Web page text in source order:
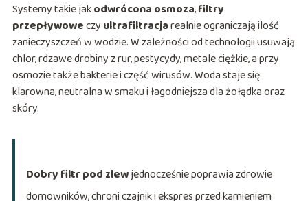
Systemy takie jakodwrócona osmoza,filtry
przepływoweczy ultrafiltracjarealnie ograniczają ilość
zanieczyszczeń w wodzie. W zależności od technologii usuwają
chlor, rdzawe drobiny z rur, pestycydy, metale ciężkie, a przy
osmozie także bakterie i część wirusów. Woda staje się
klarowna, neutralna w smaku i łagodniejsza dla żołądka oraz
skóry.
Dobry filtr pod zlewjednocześnie poprawia zdrowie
domowników, chroni czajnik i ekspres przed kamieniem